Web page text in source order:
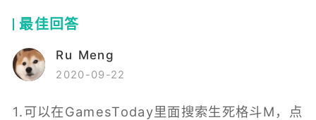
最佳回答
Ru Meng
2020-09-22
1.可以在GamesToday里面搜索生死格斗M，点